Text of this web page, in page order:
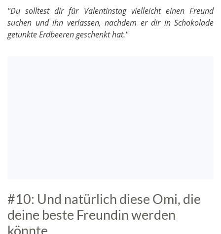
"Du solltest dir für Valentinstag vielleicht einen Freund
suchen und ihn verlassen, nachdem er dir in Schokolade
getunkte Erdbeeren geschenkt hat."
#10: Und natürlich diese Omi, die
deine beste Freundin werden
könnte